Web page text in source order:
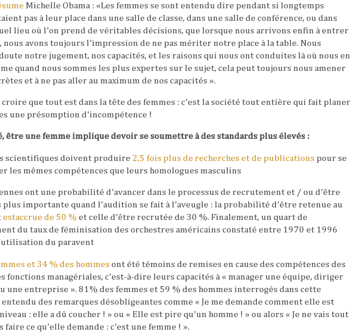
Michelle Obama : «Les femmes se sont entendu dire pendant si longtemps
pas à leur place dans une salle de classe, dans une salle de conférence, ou dans
lieu où l’on prend de véritables décisions, que lorsque nous arrivons enfin à entrer
nous avons toujours l’impression de ne pas mériter notre place à la table. Nous
notre jugement, nos capacités, et les raisons qui nous ont conduites là où nous en
quand nous sommes les plus expertes sur le sujet, cela peut toujours nous amener
et à ne pas aller au maximum de nos capacités ».
que tout est dans la tête des femmes : c’est la société tout entière qui fait planer
une présomption d’incompétence !
être une femme implique devoir se soumettre à des standards plus élevés :
scientifiques doivent produire 2,5 fois plus de recherches et de publications pour se
les mêmes compétences que leurs homologues masculins
ont une probabilité d’avancer dans le processus de recrutement et / ou d’être
plus importante quand l’audition se fait à l’aveugle : la probabilité d’être retenue au
estaccrue de 50 % et celle d’être recrutée de 30 %. Finalement, un quart de
du taux de féminisation des orchestres américains constaté entre 1970 et 1996
du paravent
et 34 % des hommes ont été témoins de remises en cause des compétences des
fonctions managériales, c’est-à-dire leurs capacités à « manager une équipe, diriger
une entreprise ». 81% des femmes et 59 % des hommes interrogés dans cette
des remarques désobligeantes comme « Je me demande comment elle est
: elle a dû coucher ! » ou « Elle est pire qu’un homme ! » ou alors « Je ne vais tout
faire ce qu’elle demande : c’est une femme ! ».